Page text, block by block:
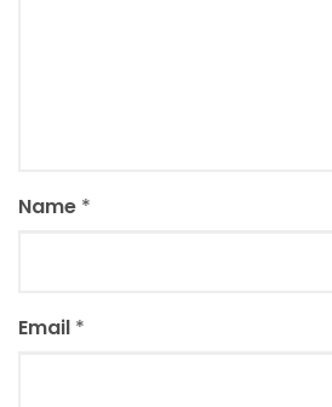
Name *
Email *